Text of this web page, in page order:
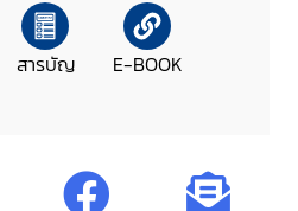
สารบัญ E-BOOK